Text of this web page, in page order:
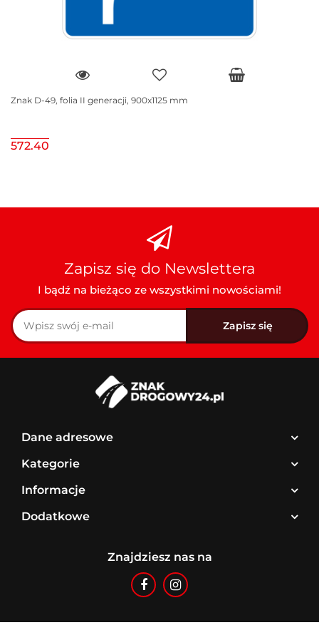
Znak D-49, folia II generacji, 900x1125 mm
572.40
Zapisz się do Newslettera
I bądź na bieżąco ze wszystkimi nowościami!
Dane adresowe
Kategorie
Informacje
Dodatkowe
Znajdziesz nas na